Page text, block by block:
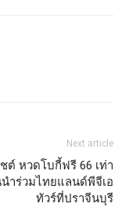
Next article
ต์ หวดโบกี้ฟรี 66 เท่า
ำร่วมไทยแลนด์พีจีเอ
ทัวร์ที่ปราจีนบุรี